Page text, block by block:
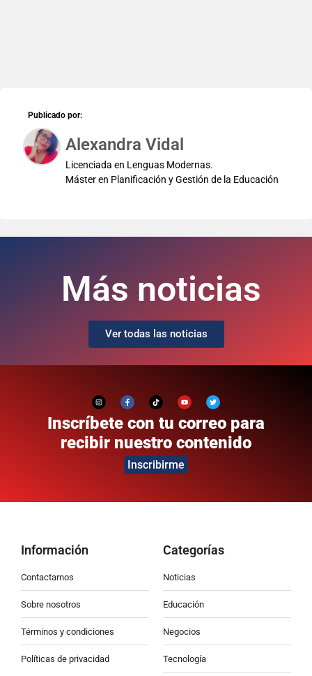
Publicado por:
Alexandra Vidal
Licenciada en Lenguas Modernas.
Máster en Planificación y Gestión de la Educación
Más noticias
Ver todas las noticias
Inscríbete con tu correo para
recibir nuestro contenido
Inscribirme
Información
Contactarnos
Sobre nosotros
Términos y condiciones
Políticas de privacidad
Categorías
Noticias
Educación
Negocios
Tecnología